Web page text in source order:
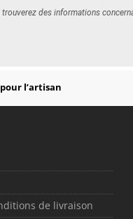
l’artisan
de livraison